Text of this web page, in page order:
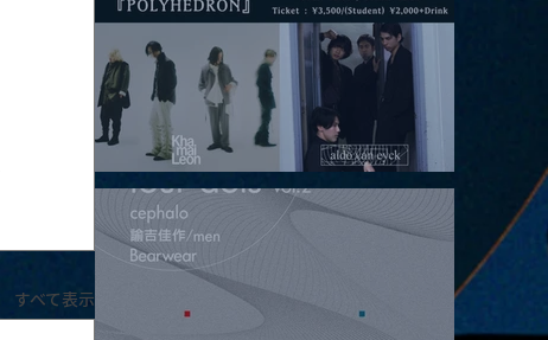
すべて表示
2026.08.15 |【観覧】昼）月見ルpre.『POLYHEDRON』